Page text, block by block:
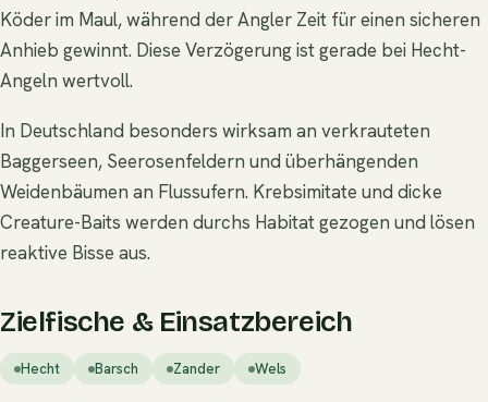
Köder im Maul, während der Angler Zeit für einen sicheren
Anhieb gewinnt. Diese Verzögerung ist gerade bei Hecht-
Angeln wertvoll.
In Deutschland besonders wirksam an verkrauteten
Baggerseen, Seerosenfeldern und überhängenden
Weidenbäumen an Flussufern. Krebsimitate und dicke
Creature-Baits werden durchs Habitat gezogen und lösen
reaktive Bisse aus.
Zielfische & Einsatzbereich
Hecht Barsch Zander Wels